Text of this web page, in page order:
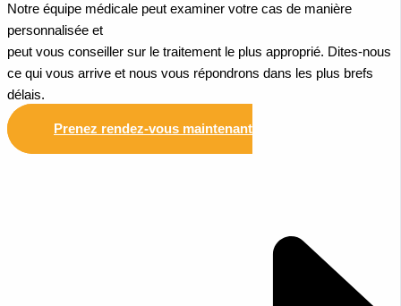
Notre équipe médicale peut examiner votre cas de manière
personnalisée et
peut vous conseiller sur le traitement le plus approprié. Dites-nous
ce qui vous arrive et nous vous répondrons dans les plus brefs
délais.
Prenez rendez-vous maintenant